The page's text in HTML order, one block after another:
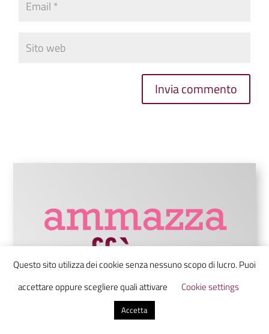
Invia commento
Ammazzacaffè è un laboratorio di
Questo sito utilizza dei cookie senza nessuno scopo di lucro. Puoi
accettare oppure scegliere quali attivare
Cookie settings
Accetta